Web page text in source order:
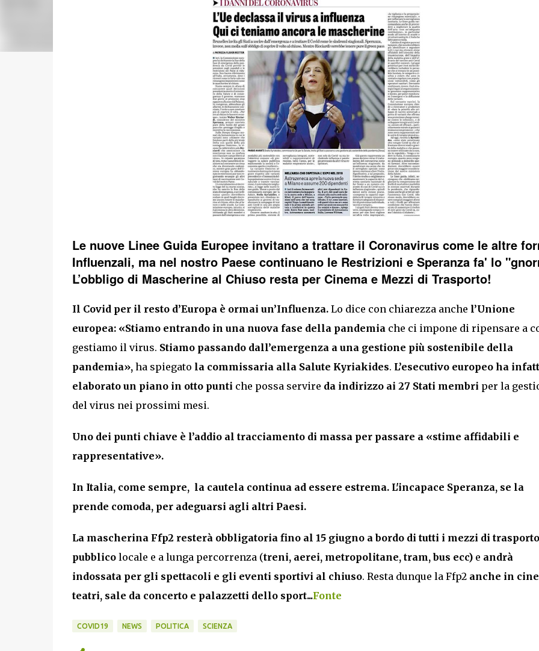
Le nuove Linee Guida Europee invitano a trattare il Coronavirus come le altre
Influenzali, ma nel nostro Paese continuano le Restrizioni e Speranza fa' lo
L’obbligo di Mascherine al Chiuso resta per Cinema e Mezzi di Trasporto!
Il Covid per il resto d’Europa è ormai un’Influenza. Lo dice con chiarezza anche l’Unione
europea: «Stiamo entrando in una nuova fase della pandemia che ci impone di ripensare a
gestiamo il virus. Stiamo passando dall’emergenza a una gestione più sostenibile della
pandemia», ha spiegato la commissaria alla Salute Kyriakides. L’esecutivo europeo ha
elaborato un piano in otto punti che possa servire da indirizzo ai 27 Stati membri per la
del virus nei prossimi mesi.
Uno dei punti chiave è l’addio al tracciamento di massa per passare a «stime affidabili e
rappresentative».
In Italia, come sempre, la cautela continua ad essere estrema. L'incapace Speranza, se la
prende comoda, per adeguarsi agli altri Paesi.
La mascherina Ffp2 resterà obbligatoria fino al 15 giugno a bordo di tutti i mezzi di trasporto
pubblicolocale e a lunga percorrenza (treni, aerei, metropolitane, tram, bus ecc)e andrà
indossata per gli spettacoli e gli eventi sportivi al chiuso. Resta dunque la Ffp2 anche in
teatri, sale da concerto e palazzetti dello sport...Fonte
COVID19 NEWS POLITICA SCIENZA